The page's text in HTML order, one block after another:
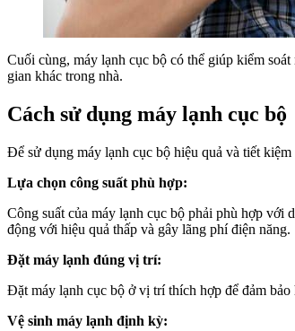
Cuối cùng, máy lạnh cục bộ có thể giúp kiểm
gian khác trong nhà.
Cách sử dụng máy lạnh cục bộ
Để sử dụng máy lạnh cục bộ hiệu quả và tiết
Lựa chọn công suất phù hợp:
Công suất của máy lạnh cục bộ phải phù hợp với
động với hiệu quả thấp và gây lãng phí điện năng.
Đặt máy lạnh đúng vị trí:
Đặt máy lạnh cục bộ ở vị trí thích hợp để đảm
Vệ sinh máy lạnh định kỳ: